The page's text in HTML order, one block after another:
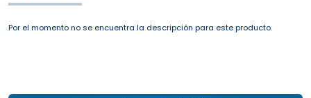
Por el momento no se encuentra la descripción para este producto.